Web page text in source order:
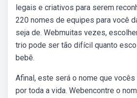
legais e criativos para serem
220 nomes de equipes para você
seja de. Webmuitas vezes,
trio pode ser tão difícil quanto
bebê.
Afinal, este será o nome que
por toda a vida. Webencontre o